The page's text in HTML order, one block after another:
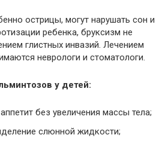
острицы, могут нарушать сон и
ребенка, бруксизм не
глистных инвазий. Лечением
неврологи и стоматологи.
у детей:
без увеличения массы тела;
слюнной жидкости;